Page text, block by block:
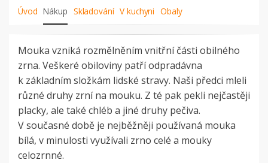
Úvod Nákup Skladování V kuchyni Obaly
Mouka vzniká rozmělněním vnitřní části obilného
zrna. Veškeré obiloviny patří odpradávna
k základním složkám lidské stravy. Naši předci mleli
různé druhy zrní na mouku. Z té pak pekli nejčastěji
placky, ale také chléb a jiné druhy pečiva.
V současné době je nejběžněji používaná mouka
bílá, v minulosti využívali zrno celé a mouky
celozrnné.